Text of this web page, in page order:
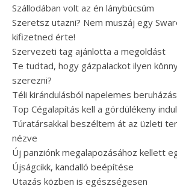
Szállodában volt az én lánybúcsúm
Szeretsz utazni? Nem muszáj egy
kifizetned érte!
Szervezeti tag ajánlotta a megoldást
Te tudtad, hogy gázpalackot ilyen
szerezni?
Téli kirándulásból napelemes beruházás
Top Cégalapítás kell a gördülékeny
Túratársakkal beszéltem át az üzleti
nézve
Új panziónk megalapozásához kellett
Újságcikk, kandalló beépítése
Utazás közben is egészségesen